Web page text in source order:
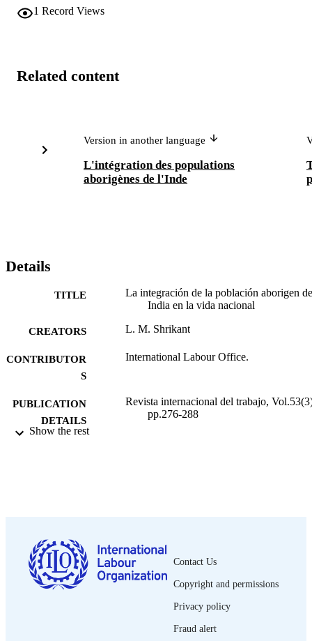
1 Record Views
Related content
Version in another language
L'intégration des populations
aborigènes de l'Inde
Details
TITLE
La integración de la población aborigen
India en la vida nacional
CREATORS L. M. Shrikant
CONTRIBUTOR
S
International Labour Office.
PUBLICATION
DETAILS
Revista internacional del trabajo,
pp.276-288
LANGUAGE Spanish
ASSET TYPE journal article
995218993902676
Show the rest
Contact Us
Copyright and permissions
Privacy policy
Fraud alert